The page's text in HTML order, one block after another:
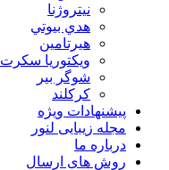
نیتروژنا
هدي بيوتي
هیرتامین
ویکتوریا سکرت
شوگر بير
کرکلند
پیشنهادات ویژه
مجله زیبایی لنور
درباره ما
روش های ارسال